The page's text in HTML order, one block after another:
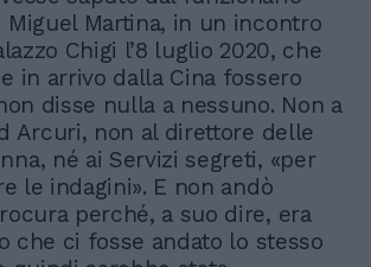
Miguel Martina, in un incontro
Chigi l’8 luglio 2020, che
in arrivo dalla Cina fossero
disse nulla a nessuno. Non a
Arcuri, non al direttore delle
né ai Servizi segreti, «per
le indagini». E non andò
perché, a suo dire, era
che ci fosse andato lo stesso